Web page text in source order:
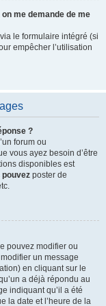
me demande de me
le formulaire intégré (si
empêcher l’utilisation
?
forum ou
vous ayez besoin d’être
disponibles est
pouvez poster de
pouvez modifier ou
un message
en cliquant sur le
a déjà répondu au
indiquant qu’il a été
la date et l’heure de la